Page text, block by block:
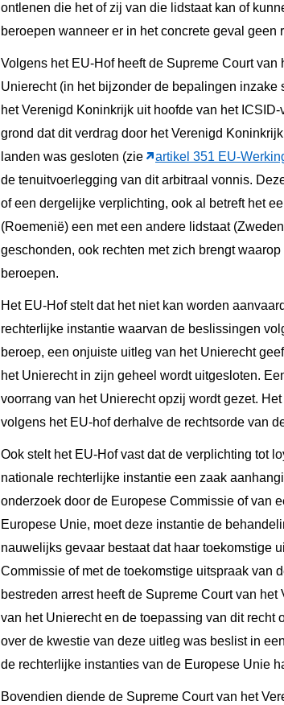
ontlenen die het of zij van die lidstaat kan of
beroepen wanneer er in het concrete geval
Volgens het EU-Hof heeft de Supreme Court
Unierecht (in het bijzonder de bepalingen
het Verenigd Koninkrijk uit hoofde van het
grond dat dit verdrag door het Verenigd
landen was gesloten (zie
artikel 351 EU-
de tenuitvoerlegging van dit arbitraal vonnis.
of een dergelijke verplichting, ook al betreft het
(Roemenië) een met een andere lidstaat
geschonden, ook rechten met zich brengt
beroepen.
Het EU-Hof stelt dat het niet kan worden
rechterlijke instantie waarvan de beslissingen
beroep, een onjuiste uitleg van het Unierecht
het Unierecht in zijn geheel wordt uitgesloten.
voorrang van het Unierecht opzij wordt gezet.
volgens het EU-hof derhalve de rechtsorde van
Ook stelt het EU-Hof vast dat de verplichting tot
nationale rechterlijke instantie een zaak
onderzoek door de Europese Commissie of van
Europese Unie, moet deze instantie de
nauwelijks gevaar bestaat dat haar toekomstige
Commissie of met de toekomstige uitspraak van
bestreden arrest heeft de Supreme Court van
van het Unierecht en de toepassing van dit recht
over de kwestie van deze uitleg was beslist in
de rechterlijke instanties van de Europese Unie
Bovendien diende de Supreme Court van het